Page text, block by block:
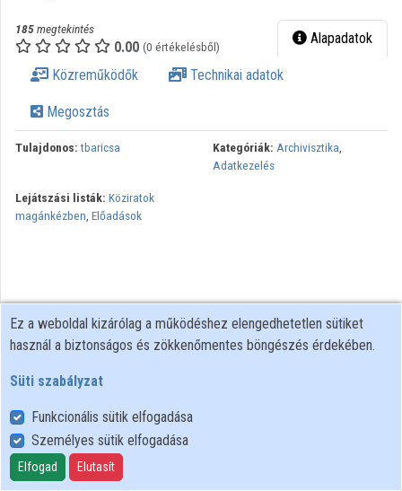
Megjelenés:
185megtekintés
0.00 (0 értékelésből) Alapadatok
Közreműködők Technikai adatok
Megosztás
Tulajdonos: tbaricsa Kategóriák: Archivisztika,
Adatkezelés
Lejátszási listák: Köziratok
magánkézben, Előadások
Felhasználói szabályzat
Adatkezelési tájékoztató
Süti szabályzat
Ez a weboldal kizárólag a működéshez elengedhetetlen sütiket
használ a biztonságos és zökkenőmentes böngészés érdekében.
Süti szabályzat
Funkcionális sütik elfogadása
Személyes sütik elfogadása
Elfogad Elutasít